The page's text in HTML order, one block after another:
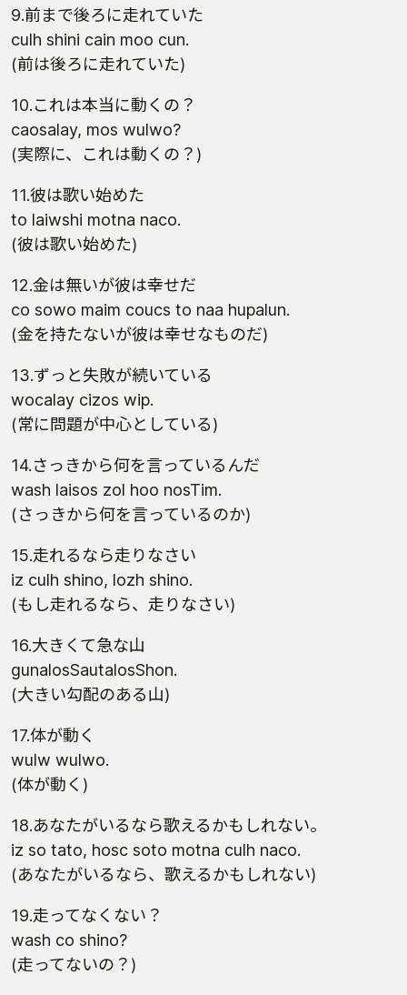
9.前まで後ろに走れていた
culh shini cain moo cun.
(前は後ろに走れていた)
10.これは本当に動くの？
caosalay, mos wulwo?
(実際に、これは動くの？)
11.彼は歌い始めた
to laiwshi motna naco.
(彼は歌い始めた)
12.金は無いが彼は幸せだ
co sowo maim coucs to naa hupalun.
(金を持たないが彼は幸せなものだ)
13.ずっと失敗が続いている
wocalay cizos wip.
(常に問題が中心としている)
14.さっきから何を言っているんだ
wash laisos zol hoo nosTim.
(さっきから何を言っているのか)
15.走れるなら走りなさい
iz culh shino, lozh shino.
(もし走れるなら、走りなさい)
16.大きくて急な山
gunalosSautalosShon.
(大きい勾配のある山)
17.体が動く
wulw wulwo.
(体が動く)
18.あなたがいるなら歌えるかもしれない。
iz so tato, hosc soto motna culh naco.
(あなたがいるなら、歌えるかもしれない)
19.走ってなくない？
wash co shino?
(走ってないの？)